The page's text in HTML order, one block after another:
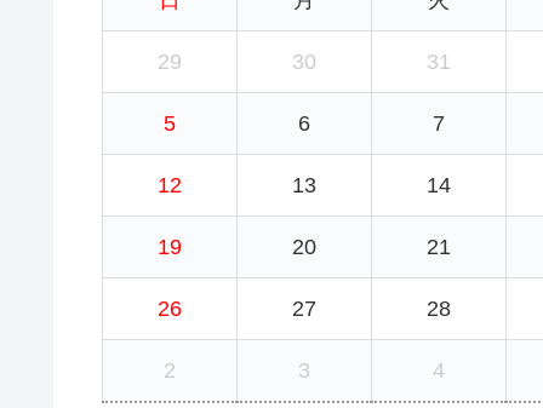
29 30 31
5 6 7
12 13 14
19 20 21
26 27 28
2 3 4